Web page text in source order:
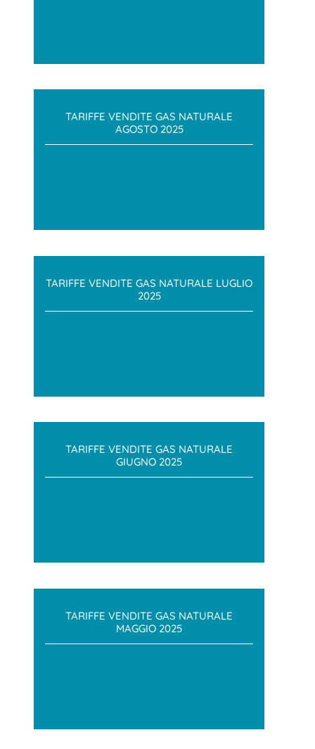
TARIFFE VENDITE GAS NATURALE
AGOSTO 2025
TARIFFE VENDITE GAS NATURALE LUGLIO
2025
TARIFFE VENDITE GAS NATURALE
GIUGNO 2025
TARIFFE VENDITE GAS NATURALE
MAGGIO 2025